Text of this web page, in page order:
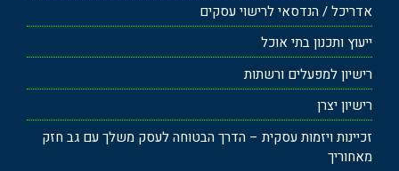
אדריכל / הנדסאי לרישוי עסקים
ייעוץ ותכנון בתי אוכל
רישיון למפעלים ורשתות
רישיון יצרן
זכיינות ויזמות עסקית – הדרך הבטוחה לעסק משלך עם גב חזק
מאחוריך